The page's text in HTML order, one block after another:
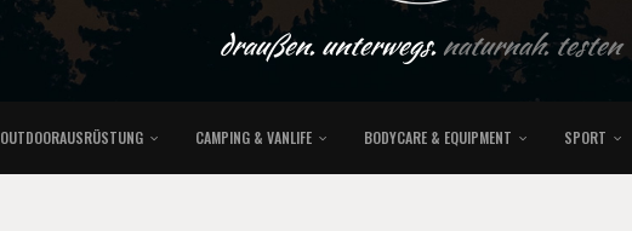
draußen. unterwegs.naturnah. testen
OUTDOORAUSRÜSTUNG CAMPING & VANLIFE BODYCARE & EQUIPMENT SPORT